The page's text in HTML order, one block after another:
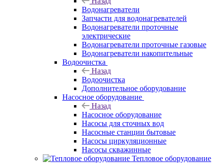
Водонагреватели
Запчасти для водонагревателей
Водонагреватели проточные
электрические
Водонагреватели проточные газовые
Водонагреватели накопительные
Водоочистка
Назад
Водоочистка
Дополнительное оборудование
Насосное оборудование
Назад
Насосное оборудование
Насосы для сточных вод
Насосные станции бытовые
Насосы циркуляционные
Насосы скважинные
Тепловое оборудование